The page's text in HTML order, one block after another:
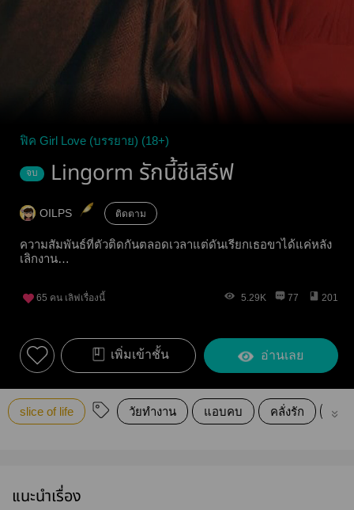
ฟิค Girl Love (บรรยาย) (18+)
จบ Lingorm รักนี้ชีเสิร์ฟ
OILPS ติดตาม
ความสัมพันธ์ที่ตัวติดกันตลอดเวลาแต่ดันเรียกเธอขาได้แค่หลัง
เลิกงาน…
65 คน เลิฟเรื่องนี้ 5.29K 77 201
เพิ่มเข้าชั้น อ่านเลย
slice of life วัยทำงาน แอบคบ คลั่งรัก ต้อ
แนะนำเรื่อง